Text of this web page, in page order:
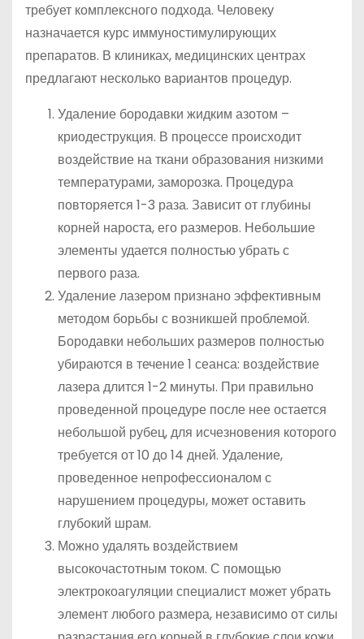
требует комплексного подхода. Человеку
назначается курс иммуностимулирующих
препаратов. В клиниках, медицинских центрах
предлагают несколько вариантов процедур.
Удаление бородавки жидким азотом –
криодеструкция. В процессе происходит
воздействие на ткани образования низкими
температурами, заморозка. Процедура
повторяется 1-3 раза. Зависит от глубины
корней нароста, его размеров. Небольшие
элементы удается полностью убрать с
первого раза.
Удаление лазером признано эффективным
методом борьбы с возникшей проблемой.
Бородавки небольших размеров полностью
убираются в течение 1 сеанса: воздействие
лазера длится 1-2 минуты. При правильно
проведенной процедуре после нее остается
небольшой рубец, для исчезновения которого
требуется от 10 до 14 дней. Удаление,
проведенное непрофессионалом с
нарушением процедуры, может оставить
глубокий шрам.
Можно удалять воздействием
высокочастотным током. С помощью
электрокоагуляции специалист может убрать
элемент любого размера, независимо от силы